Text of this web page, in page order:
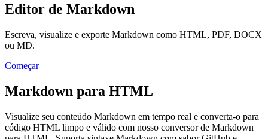
Editor de Markdown
Escreva, visualize e exporte Markdown como HTML, PDF, DOCX
ou MD.
Começar
Markdown para HTML
Visualize seu conteúdo Markdown em tempo real e converta-o para
código HTML limpo e válido com nosso conversor de Markdown